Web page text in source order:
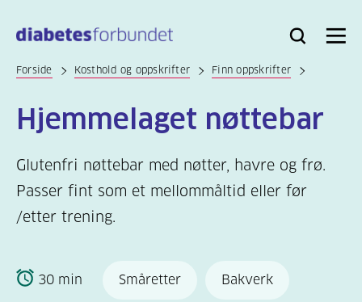
hovedinnhold
Bli
Logg
Søk Meny
Forside Kosthold og oppskrifter Finn oppskrifter
Hjemmelaget nøttebar
Glutenfri nøttebar med nøtter, havre og frø.
Passer fint som et mellommåltid eller før
/etter trening.
30 min Småretter Bakverk